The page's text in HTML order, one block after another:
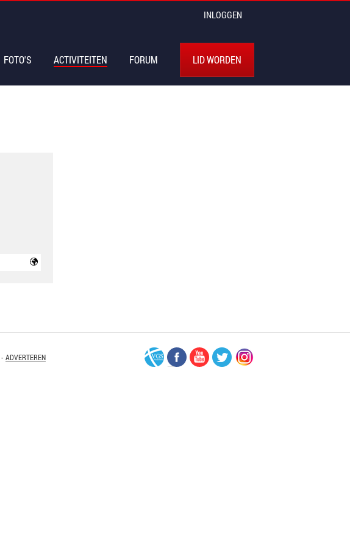
INLOGGEN
FOTO'S ACTIVITEITEN FORUM LID WORDEN
- ADVERTEREN